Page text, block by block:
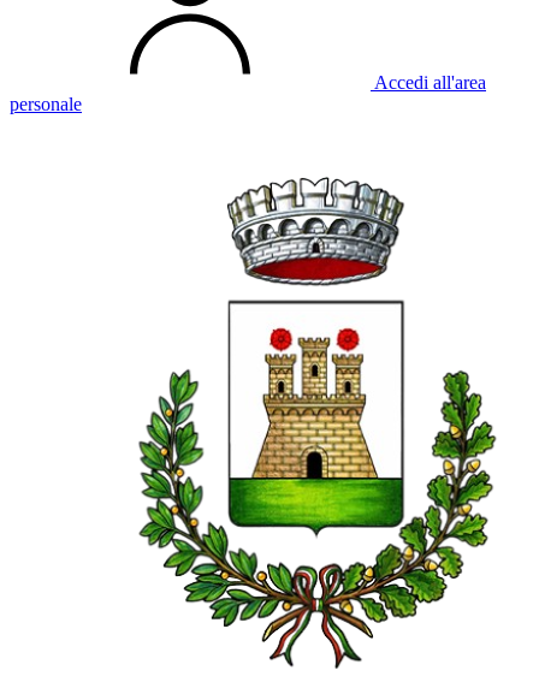
Accedi all'area
personale